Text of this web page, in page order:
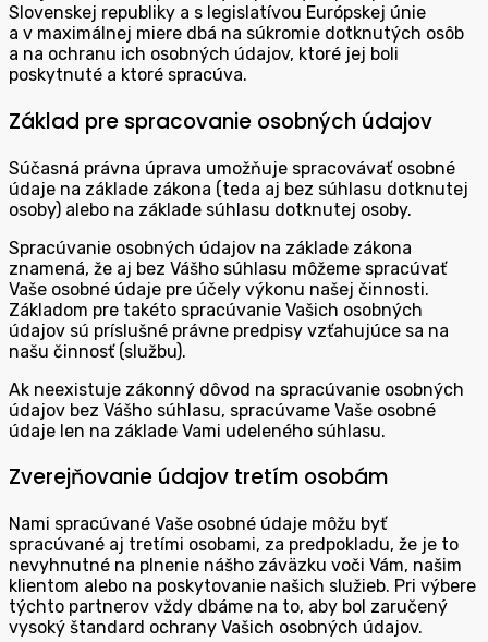
Slovenskej republiky a s legislatívou Európskej únie
a v maximálnej miere dbá na súkromie dotknutých osôb
a na ochranu ich osobných údajov, ktoré jej boli
poskytnuté a ktoré spracúva.
Základ pre spracovanie osobných údajov
Súčasná právna úprava umožňuje spracovávať osobné
údaje na základe zákona (teda aj bez súhlasu dotknutej
osoby) alebo na základe súhlasu dotknutej osoby.
Spracúvanie osobných údajov na základe zákona
znamená, že aj bez Vášho súhlasu môžeme spracúvať
Vaše osobné údaje pre účely výkonu našej činnosti.
Základom pre takéto spracúvanie Vašich osobných
údajov sú príslušné právne predpisy vzťahujúce sa na
našu činnosť (službu).
Ak neexistuje zákonný dôvod na spracúvanie osobných
údajov bez Vášho súhlasu, spracúvame Vaše osobné
údaje len na základe Vami udeleného súhlasu.
Zverejňovanie údajov tretím osobám
Nami spracúvané Vaše osobné údaje môžu byť
spracúvané aj tretími osobami, za predpokladu, že je to
nevyhnutné na plnenie nášho záväzku voči Vám, našim
klientom alebo na poskytovanie našich služieb. Pri výbere
týchto partnerov vždy dbáme na to, aby bol zaručený
vysoký štandard ochrany Vašich osobných údajov.